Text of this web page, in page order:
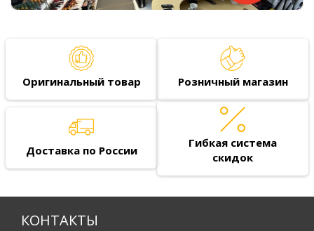
Оригинальный товар Розничный магазин
Доставка по России
Гибкая система
скидок
КОНТАКТЫ